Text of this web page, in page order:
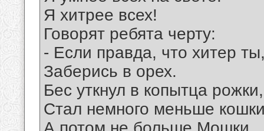
Я хитрее всех!
Говорят ребята черту:
- Если правда, что хитер
Заберись в орех.
Бес уткнул в копытца рожки,
Стал немного меньше